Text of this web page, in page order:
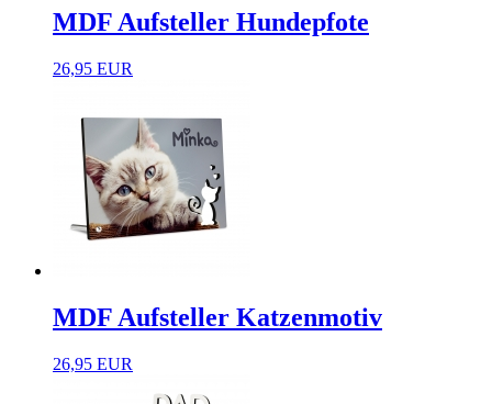
MDF Aufsteller Hundepfote
26,95 EUR
MDF Aufsteller Katzenmotiv
26,95 EUR